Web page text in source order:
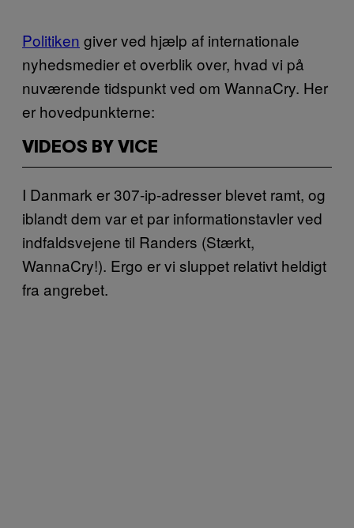
Politiken giver ved hjælp af internationale
nyhedsmedier et overblik over, hvad vi på
nuværende tidspunkt ved om WannaCry. Her
er hovedpunkterne:
VIDEOS BY VICE
I Danmark er 307-ip-adresser blevet ramt, og
iblandt dem var et par informationstavler ved
indfaldsvejene til Randers (Stærkt,
WannaCry!). Ergo er vi sluppet relativt heldigt
fra angrebet.